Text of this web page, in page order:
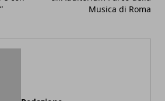
Musica di Roma